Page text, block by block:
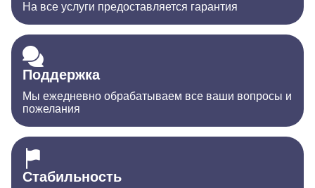
На все услуги предоставляется гарантия
Поддержка
Мы ежедневно обрабатываем все ваши вопросы и
пожелания
Стабильность